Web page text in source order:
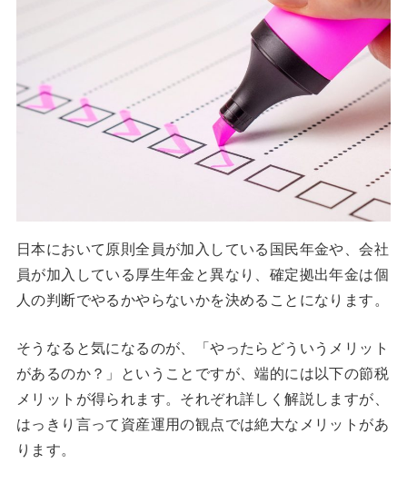
日本において原則全員が加入している国民年金や、会社
員が加入している厚生年金と異なり、確定拠出年金は個
人の判断でやるかやらないかを決めることになります。
そうなると気になるのが、「やったらどういうメリット
があるのか？」ということですが、端的には以下の節税
メリットが得られます。それぞれ詳しく解説しますが、
はっきり言って資産運用の観点では絶大なメリットがあ
ります。